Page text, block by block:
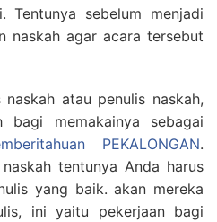
Tentunya sebelum menjadi
naskah agar acara tersebut
atau penulis naskah,
memakainya sebagai
PEKALONGAN.
tentunya Anda harus
yang baik. akan mereka
ini yaitu pekerjaan bagi